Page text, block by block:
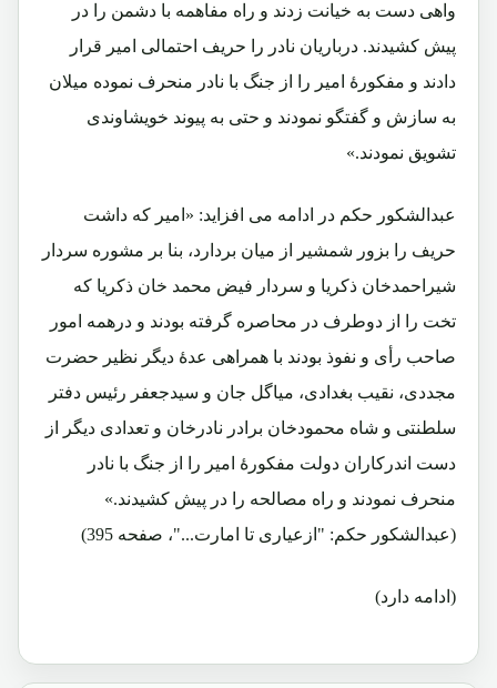
واهی دست به خیانت زدند و راه مفاهمه با دشمن را در
پیش کشیدند. درباریان نادر را حریف احتمالی امیر قرار
دادند و مفکورۀ امیر را از جنگ با نادر منحرف نموده میلان
به سازش و گفتگو نمودند و حتی به پیوند خویشاوندی
تشویق نمودند.»
عبدالشکور حکم در ادامه می افزاید: «امیر که داشت
حریف را بزور شمشیر از میان بردارد، بنا بر مشوره سردار
شیراحمدخان ذکریا و سردار فیض محمد خان ذکریا که
تخت را از دوطرف در محاصره گرفته بودند و درهمه امور
صاحب رأی و نفوذ بودند با همراهی عدۀ دیگر نظیر حضرت
مجددی، نقیب بغدادی، میاگل جان و سیدجعفر رئیس دفتر
سلطنتی و شاه محمودخان برادر نادرخان و تعدادی دیگر از
دست اندرکاران دولت مفکورۀ امیر را از جنگ با نادر
منحرف نمودند و راه مصالحه را در پیش کشیدند.»
(عبدالشکور حکم: "ازعیاری تا امارت..."، صفحه 395)
(ادامه دارد)